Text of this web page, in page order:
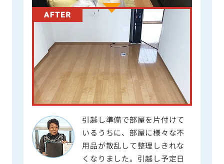
引越し準備で部屋を片付けて
いるうちに、部屋に様々な不
用品が散乱して整理しきれな
くなりました。引越し予定日